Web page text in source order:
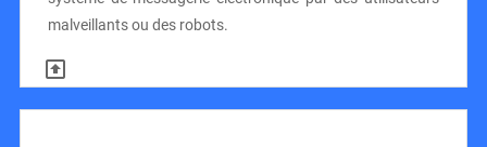
malveillants ou des robots.